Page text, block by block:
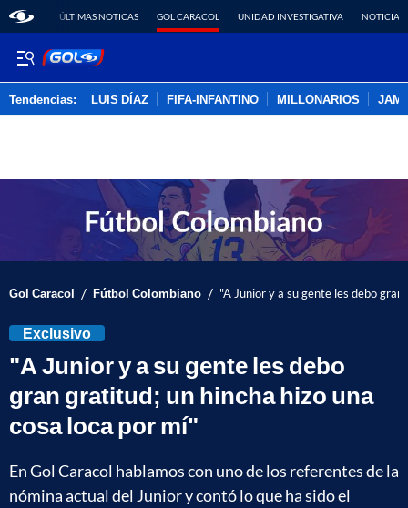
ÚLTIMAS NOTICAS GOL CARACOL UNIDAD INVESTIGATIVA NOTICIAS
Tendencias: LUIS DÍAZ FIFA-INFANTINO MILLONARIOS
Gol Caracol / Fútbol Colombiano / "A Junior y a su gente les debo
Exclusivo
"A Junior y a su gente les debo
gran gratitud; un hincha hizo una
cosa loca por mí"
En Gol Caracol hablamos con uno de los referentes de la
nómina actual del Junior y contó lo que ha sido el